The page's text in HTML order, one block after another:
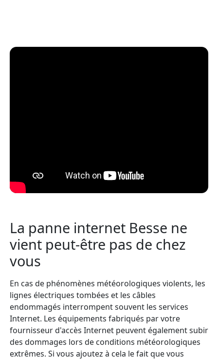
La panne internet Besse ne
vient peut-être pas de chez
vous
En cas de phénomènes météorologiques violents, les
lignes électriques tombées et les câbles
endommagés interrompent souvent les services
Internet. Les équipements fabriqués par votre
fournisseur d'accès Internet peuvent également subir
des dommages lors de conditions météorologiques
extrêmes. Si vous ajoutez à cela le fait que vous